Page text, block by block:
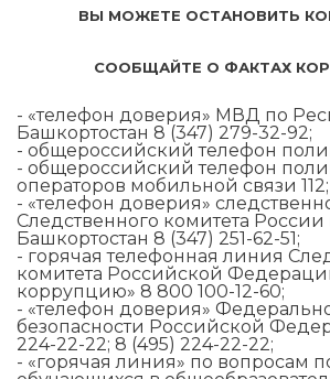
ВЫ МОЖЕТЕ ОСТАНОВИТЬ
СООБЩАЙТЕ О ФАКТАХ
- «телефон доверия» МВД по
Башкортостан 8 (347) 279-32-92;
- общероссийский телефон
- общероссийский телефон
операторов мобильной связи 112;
- «телефон доверия»
Следственного комитета
Башкортостан 8 (347) 251-62-51;
- горячая телефонная линия
комитета Российской
коррупцию» 8 800 100-12-60;
- «телефон доверия»
безопасности Российской
224-22-22; 8 (495) 224-22-22;
- «горячая линия» по вопросам